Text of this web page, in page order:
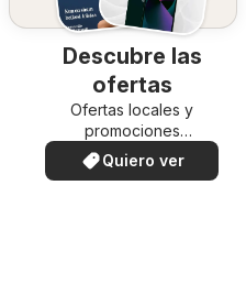
Descubre las
ofertas
Ofertas locales y
promociones
especiales.
Quiero ver